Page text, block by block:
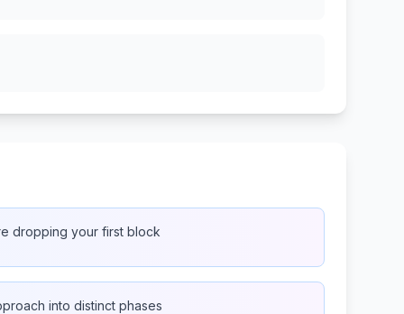
dropping your first block
into distinct phases